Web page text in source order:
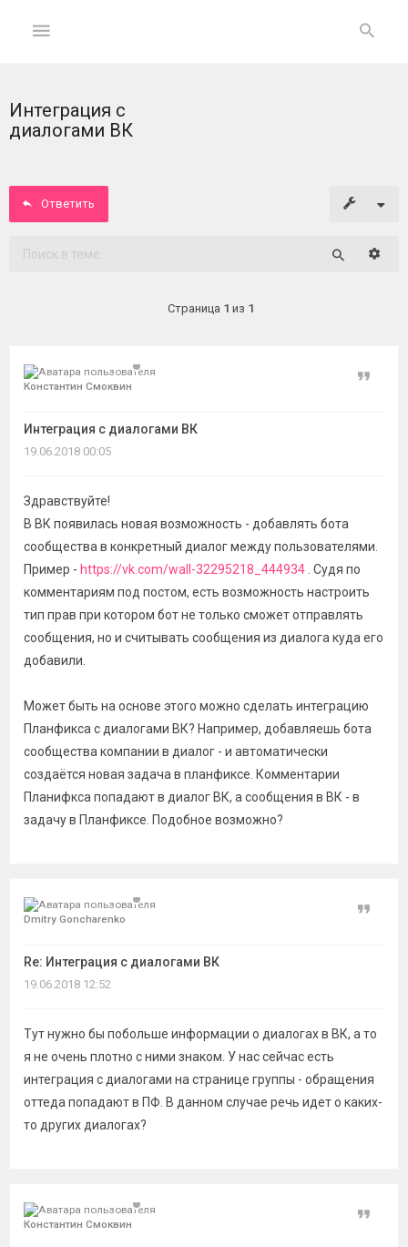
ГЛАВНАЯ
Вход
Интеграция с
диалогами ВК
Ответить
Страница 1 из 1
Константин Смоквин
Интеграция с диалогами ВК
Цитата
19.06.2018 00:05
Здравствуйте!
В ВК появилась новая возможность - добавлять бота
сообщества в конкретный диалог между пользователями.
Пример - https://vk.com/wall-32295218_444934 . Судя по
комментариям под постом, есть возможность настроить
тип прав при котором бот не только сможет отправлять
сообщения, но и считывать сообщения из диалога куда его
добавили.
Может быть на основе этого можно сделать интеграцию
Планфикса с диалогами ВК? Например, добавляешь бота
сообщества компании в диалог - и автоматически
создаётся новая задача в планфиксе. Комментарии
Планифкса попадают в диалог ВК, а сообщения в ВК - в
задачу в Планфиксе. Подобное возможно?
Dmitry Goncharenko
Re: Интеграция с диалогами ВК
Цитата
19.06.2018 12:52
Тут нужно бы побольше информации о диалогах в ВК, а то
я не очень плотно с ними знаком. У нас сейчас есть
интеграция с диалогами на странице группы - обращения
оттеда попадают в ПФ. В данном случае речь идет о каких-
то других диалогах?
Константин Смоквин
Цитата